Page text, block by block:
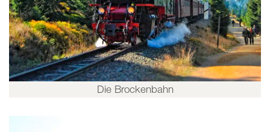
Die Brockenbahn